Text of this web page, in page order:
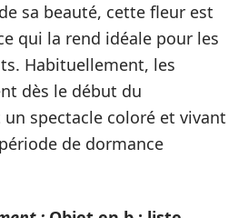
sa beauté, cette fleur est
qui la rend idéale pour les
Habituellement, les
dès le début du
spectacle coloré et vivant
de dormance